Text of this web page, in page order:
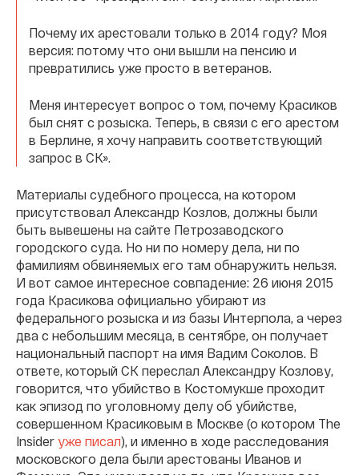
Почему их арестовали только в 2014 году? Моя
версия: потому что они вышли на пенсию и
превратились уже просто в ветеранов.
Меня интересует вопрос о том, почему Красиков
был снят с розыска. Теперь, в связи с его арестом
в Берлине, я хочу направить соответствующий
запрос в СК».
Материалы судебного процесса, на котором
присутствовал Александр Козлов, должны были
быть вывешены на сайте Петрозаводского
городского суда. Но ни по номеру дела, ни по
фамилиям обвиняемых его там обнаружить нельзя.
И вот самое интересное совпадение: 26 июня 2015
года Красикова официально убирают из
федерального розыска и из базы Интерпола, а через
два с небольшим месяца, в сентябре, он получает
национальный паспорт на имя Вадим Соколов. В
ответе, который СК переслал Александру Козлову,
говорится, что убийство в Костомукше проходит
как эпизод по уголовному делу об убийстве,
совершенном Красиковым в Москве (о котором The
Insider уже писал), и именно в ходе расследования
московского дела были арестованы Иванов и